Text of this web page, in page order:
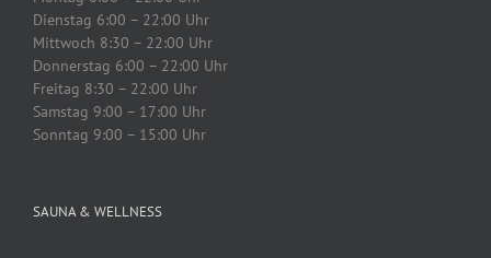
Dienstag 6:00 – 22:00 Uhr
Mittwoch 8:30 – 22:00 Uhr
Donnerstag 6:00 – 22:00 Uhr
Freitag 8:30 – 22:00 Uhr
Samstag 9:00 – 17:00 Uhr
Sonntag 9:00 – 15:00 Uhr
SAUNA & WELLNESS